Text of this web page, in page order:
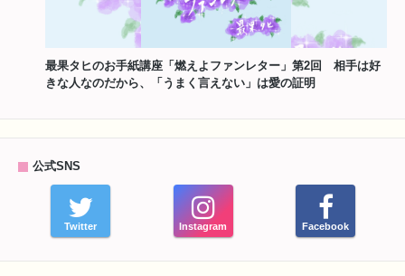
最果タヒのお手紙講座「燃えよファンレター」第2回 相手は好
きな人なのだから、「うまく言えない」は愛の証明
公式SNS
Twitter Instagram Facebook